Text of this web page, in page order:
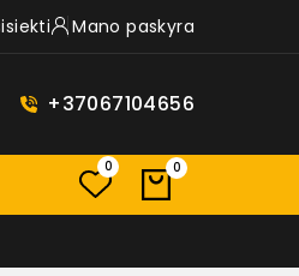
Mano paskyra
+37067104656
0 0